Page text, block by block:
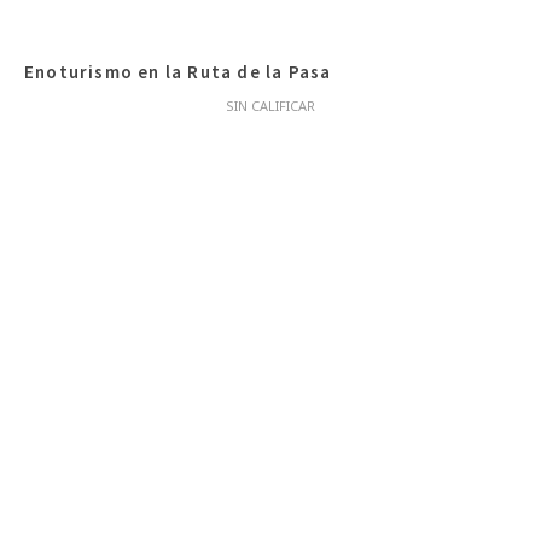
Enoturismo en la Ruta de la Pasa
SIN CALIFICAR